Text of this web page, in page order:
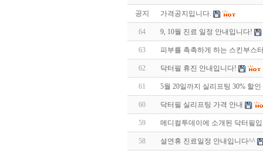
공지 가격공지입니다.
64 9, 10월 진료 일정 안내입니다!
63 피부를 촉촉하게 하는 스킨부스
62 닥터필 휴진 안내입니다!
61 5월 20일까지 실리프팅 30% 할인
60 닥터필 실리프팅 가격 안내
59 메디컬투데이에 소개된 닥터필
58 설연휴 진료일정 안내입니다^^